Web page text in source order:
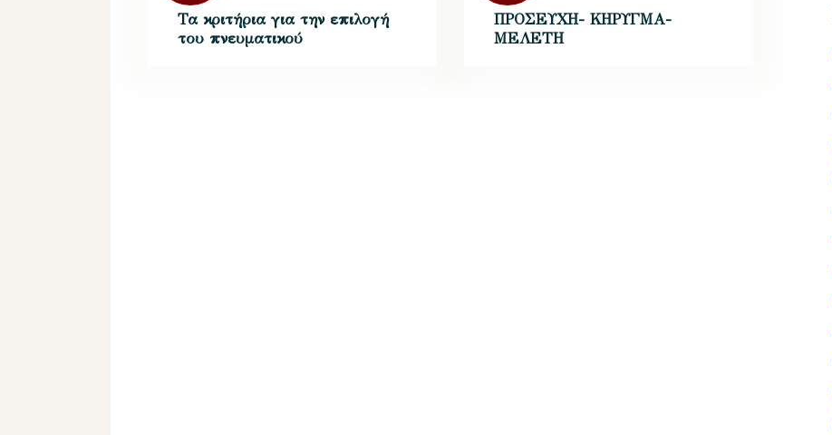
Τα κριτήρια για την επιλογή
του πνευματικού
ΠΡΟΣΕΥΧΗ- ΚΗΡΥΓΜΑ-
ΜΕΛΕΤΗ